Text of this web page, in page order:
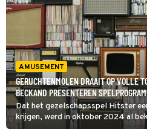
AMUSEMENT
GERUCHTENMOLEN DRAAIT OP VOLLE
BECKAND PRESENTEREN
Dat het gezelschapsspel Hitster
krijgen, werd in oktober 2024 al
meldt nu in haar podcast Tina's TV